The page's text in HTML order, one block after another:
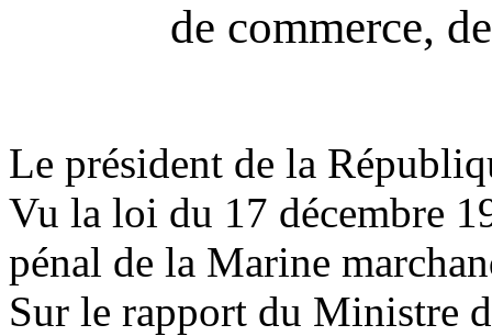
de commerce,
Le président de la
Vu la loi du 17 décembre
pénal de la Marine
Sur le rapport du Ministre